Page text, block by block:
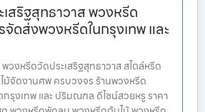
สริฐสุทธาวาส พวงหรีด
ดส่งพวงหรีดในกรุงเทพ และ
งหรีดวัดประเสริฐสุทธาวาส สไตล์หรีด
ม้จัดงานศพ ครบวงจร ร้านพวงหรีด
รุงเทพ และ ปริมณฑล ดีไซน์สวยหรู ราคา